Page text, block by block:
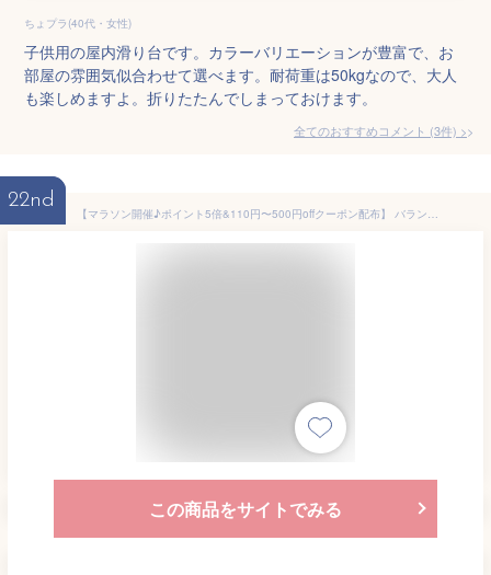
ちょプラ(40代・女性)
子供用の屋内滑り台です。カラーバリエーションが豊富で、お
部屋の雰囲気似合わせて選べます。耐荷重は50kgなので、大人
も楽しめますよ。折りたたんでしまっておけます。
全てのおすすめコメント (3件) >
22nd
【マラソン開催♪ポイント5倍&110円〜500円offクーポン配布】 バランスボード こども 子供 体幹 トレーニング バランスディスク カラーボール5個付き 遊具 室内遊び balance-bo
この商品をサイトでみる